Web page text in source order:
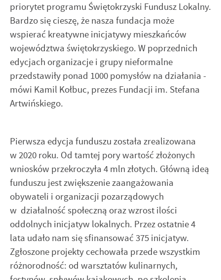
priorytet programu Świętokrzyski Fundusz Lokalny.
Bardzo się cieszę, że nasza fundacja może
wspierać kreatywne inicjatywy mieszkańców
województwa świętokrzyskiego. W poprzednich
edycjach organizacje i grupy nieformalne
przedstawiły ponad 1000 pomysłów na działania -
mówi Kamil Kołbuc, prezes Fundacji im. Stefana
Artwińskiego.
Pierwsza edycja funduszu została zrealizowana
w 2020 roku. Od tamtej pory wartość złożonych
wniosków przekroczyła 4 mln złotych. Główną ideą
funduszu jest zwiększenie zaangażowania
obywateli i organizacji pozarządowych
w działalność społeczną oraz wzrost ilości
oddolnych inicjatyw lokalnych. Przez ostatnie 4
lata udało nam się sfinansować 375 inicjatyw.
Zgłoszone projekty cechowała przede wszystkim
różnorodność: od warsztatów kulinarnych,